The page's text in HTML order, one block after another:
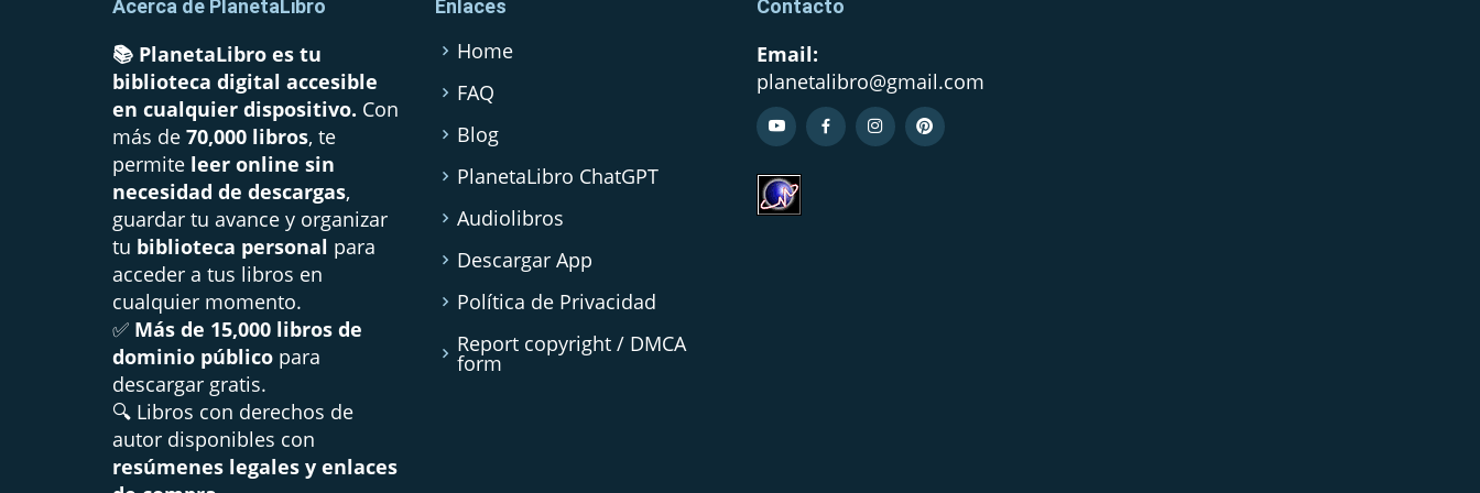
Acerca de PlanetaLibro
📚 PlanetaLibro es tu
biblioteca digital accesible
en cualquier dispositivo. Con
más de 70,000 libros, te
permite leer online sin
necesidad de descargas,
guardar tu avance y organizar
tu biblioteca personal para
acceder a tus libros en
cualquier momento.
✅ Más de 15,000 libros de
dominio público para
descargar gratis.
🔍 Libros con derechos de
autor disponibles con
resúmenes legales y enlaces
Enlaces
Home
FAQ
Blog
PlanetaLibro ChatGPT
Audiolibros
Descargar App
Política de Privacidad
Report copyright / DMCA
form
Contacto
Email:
planetalibro@gmail.com